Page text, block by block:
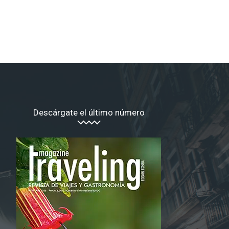
Descárgate el último número